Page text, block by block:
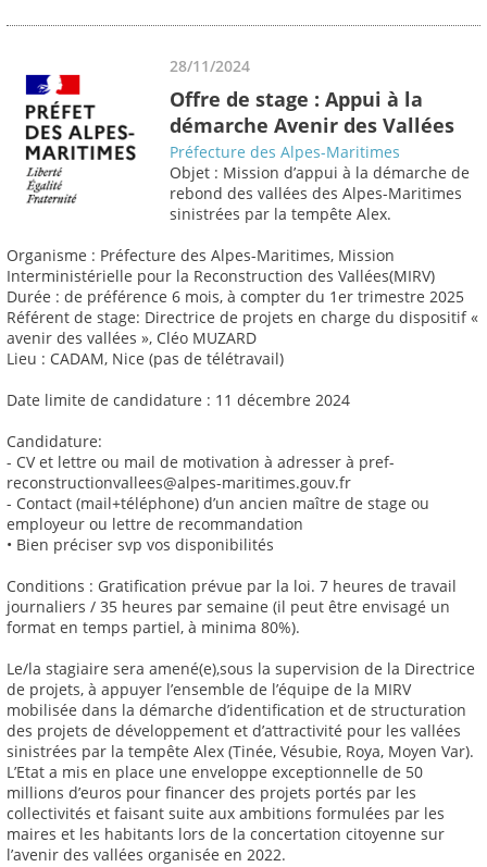
28/11/2024
Offre de stage : Appui à la
démarche Avenir des Vallées
Préfecture des Alpes-Maritimes
Objet : Mission d’appui à la démarche de
rebond des vallées des Alpes-Maritimes
sinistrées par la tempête Alex.
Organisme : Préfecture des Alpes-Maritimes, Mission
Interministérielle pour la Reconstruction des Vallées(MIRV)
Durée : de préférence 6 mois, à compter du 1er trimestre 2025
Référent de stage: Directrice de projets en charge du dispositif «
avenir des vallées », Cléo MUZARD
Lieu : CADAM, Nice (pas de télétravail)
Date limite de candidature : 11 décembre 2024
Candidature:
- CV et lettre ou mail de motivation à adresser à pref-
reconstructionvallees@alpes-maritimes.gouv.fr
- Contact (mail+téléphone) d’un ancien maître de stage ou
employeur ou lettre de recommandation
• Bien préciser svp vos disponibilités
Conditions : Gratification prévue par la loi. 7 heures de travail
journaliers / 35 heures par semaine (il peut être envisagé un
format en temps partiel, à minima 80%).
Le/la stagiaire sera amené(e),sous la supervision de la Directrice
de projets, à appuyer l’ensemble de l’équipe de la MIRV
mobilisée dans la démarche d’identification et de structuration
des projets de développement et d’attractivité pour les vallées
sinistrées par la tempête Alex (Tinée, Vésubie, Roya, Moyen Var).
L’Etat a mis en place une enveloppe exceptionnelle de 50
millions d’euros pour financer des projets portés par les
collectivités et faisant suite aux ambitions formulées par les
maires et les habitants lors de la concertation citoyenne sur
l’avenir des vallées organisée en 2022.